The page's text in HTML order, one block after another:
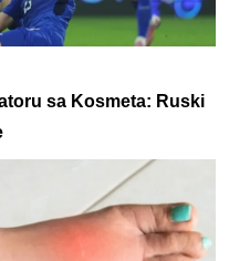
sa Kosmeta: Ruski